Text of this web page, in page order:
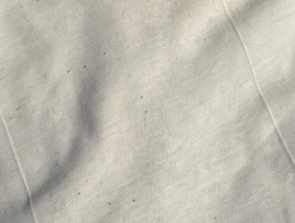
exkluzivní výhody pro
Aktuální novinky a